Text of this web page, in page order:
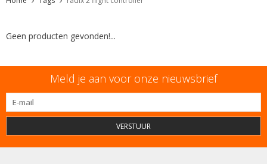
Geen producten gevonden!...
Meld je aan voor onze nieuwsbrief
VERSTUUR